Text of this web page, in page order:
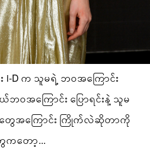
i-D က သူမရဲ့ ဘဝအကြောင်း
ဝအကြောင်း ပြောရင်းနဲ့ သူမ
ေအကြောင်း ကြိုက်လဲဆိုတာကို
ကတော့...